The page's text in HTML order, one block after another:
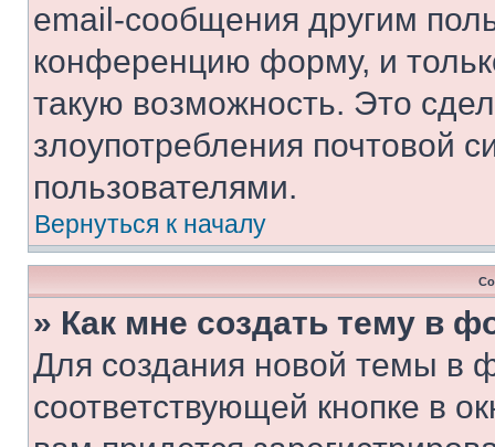
email-сообщения другим
конференцию форму, и
такую возможность. Это
злоупотребления почтовой
пользователями.
Вернуться к началу
» Как мне создать тему в
Для создания новой темы в
соответствующей кнопке в